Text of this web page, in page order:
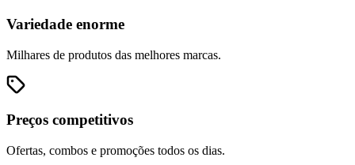
Variedade enorme
Milhares de produtos das melhores marcas.
Preços competitivos
Ofertas, combos e promoções todos os dias.